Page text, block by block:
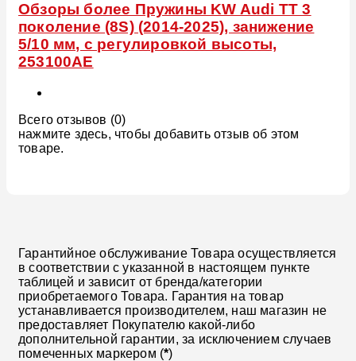
Обзоры более Пружины KW Audi TT 3
поколение (8S) (2014-2025), занижение
5/10 мм, с регулировкой высоты,
253100AE
Всего отзывов (0)
нажмите здесь, чтобы добавить отзыв об этом
товаре.
Гарантийное обслуживание Товара осуществляется
в соответствии с указанной в настоящем пункте
таблицей и зависит от бренда/категории
приобретаемого Товара. Гарантия на товар
устанавливается производителем, наш магазин не
предоставляет Покупателю какой-либо
дополнительной гарантии, за исключением случаев
помеченных маркером (*)